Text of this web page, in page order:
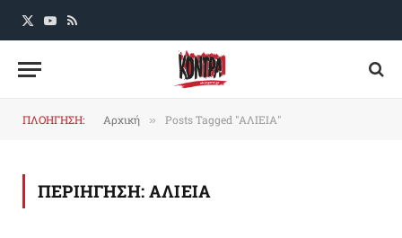
X
YouTube
RSS
ΠΛΟΗΓΗΣΗ: Αρχική » Posts Tagged "ΑΛΙΕΙΑ"
ΠΕΡΙΗΓΗΣΗ:ΑΛΙΕΙΑ